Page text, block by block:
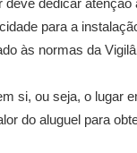
dedicar
para a
às normas da
si, ou seja, o lugar
do aluguel para